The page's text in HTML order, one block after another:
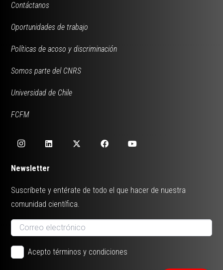
Contáctanos
Oportunidades de trabajo
Políticas de acoso y discriminación
Somos parte del CNRS
Universidad de Chile
FCFM
Newsletter
Suscríbete y entérate de todo el que hacer de nuestra
comunidad científica.
Acepto términos y condiciones